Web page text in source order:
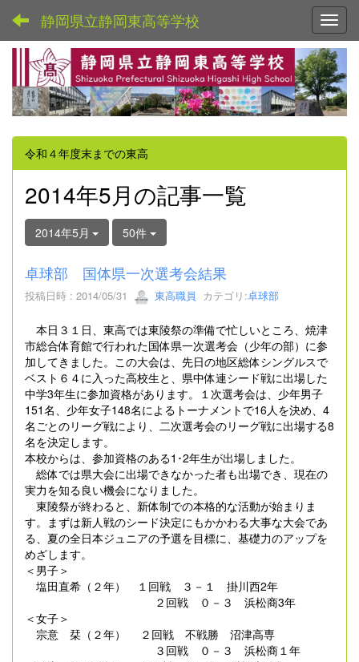
静岡県立静岡東高等学校
令和４年度末までの東高
2014年5月の記事一覧
2014年5月 50件
卓球部 国体県一次選考会結果
投稿日時 : 2014/05/31 東高職員 カテゴリ:卓球部
本日３１日、東高では東陵祭の準備で忙しいところ、焼津
市総合体育館で行われた国体県一次選考会（少年の部）に参
加してきました。この大会は、先日の地区総体シングルスで
ベスト６４に入った高校生と、県中体連シード戦に出場した
中学3年生に参加資格があります。１次選考会は、少年男子
151名、少年女子148名によるトーナメントで16人を決め、4
名ごとのリーグ戦により、二次選考会のリーグ戦に出場する8
名を決定します。
本校からは、参加資格のある1･2年生が出場しました。
総体では県大会に出場できなかった者も出場でき、現在の
実力を知る良い機会になりました。
東陵祭が終わると、新体制での本格的な活動が始まりま
す。まずは新人戦のシード決定にもかかわる大事な大会であ
る、夏の全日本ジュニアの予選を目標に、基礎力のアップを
めざします。
＜男子＞
塩田直希（２年） １回戦 ３－１ 掛川西2年
２回戦 ０－３ 浜松商3年
＜女子＞
宗意 栞（２年） ２回戦 不戦勝 沼津高専
３回戦 ０－３ 浜松商１年